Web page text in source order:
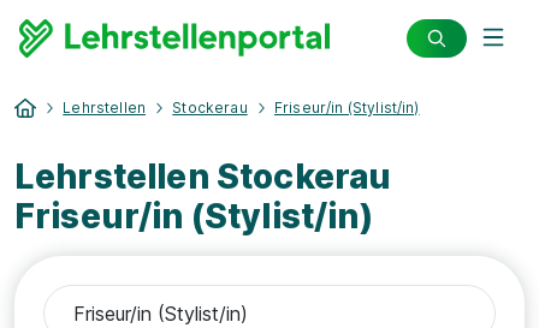
Lehrstellen Stockerau Friseur/in (Stylist/in)
Lehrstellen Stockerau
Friseur/in (Stylist/in)